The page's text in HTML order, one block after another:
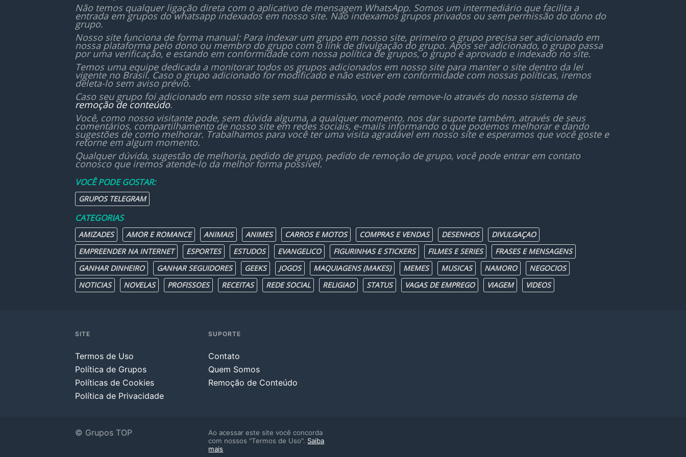
entusiasmo!
nossa comunidade de
figurinhas!“
Não temos qualquer ligação direta com o aplicativo de mensagem WhatsApp. Somos um intermediário que facilita a
entrada em grupos do whatsapp indexados em nosso site. Não indexamos grupos privados ou sem permissão do dono do
grupo.
Nosso site funciona de forma manual: Para indexar um grupo em nosso site, primeiro o grupo precisa ser adicionado em
nossa plataforma pelo dono ou membro do grupo com o link de divulgação do grupo. Após ser adicionado, o grupo passa
por uma verificação, e estando em conformidade com nossa política de grupos, o grupo é aprovado e indexado no site.
Temos uma equipe dedicada a monitorar todos os grupos adicionados em nosso site para manter o site dentro da lei
vigente no Brasil. Caso o grupo adicionado for modificado e não estiver em conformidade com nossas políticas, iremos
deleta-lo sem aviso prévio.
Caso seu grupo foi adicionado em nosso site sem sua permissão, você pode remove-lo através do nosso sistema de
remoção de conteúdo.
Você, como nosso visitante pode, sem dúvida alguma, a qualquer momento, nos dar suporte também, através de seus
comentários, compartilhamento de nosso site em redes sociais, e-mails informando o que podemos melhorar e dando
sugestões de como melhorar. Trabalhamos para você ter uma visita agradável em nosso site e esperamos que você goste e
retorne em algum momento.
Qualquer dúvida, sugestão de melhoria, pedido de grupo, pedido de remoção de grupo, você pode entrar em contato
conosco que iremos atende-lo da melhor forma possível.
VOCÊ PODE GOSTAR:
GRUPOS TELEGRAM
CATEGORIAS
AMIZADES AMOR E ROMANCE ANIMAIS ANIMES CARROS E MOTOS COMPRAS E VENDAS DESENHOS
DIVULGAÇAO
EMPREENDER NA INTERNET
ESPORTES ESTUDOS EVANGELICO FIGURINHAS E STICKERS FILMES E SERIES
FRASES E MENSAGENS
GANHAR DINHEIRO
GANHAR SEGUIDORES GEEKS JOGOS MAQUIAGENS (MAKES) MEMES MUSICAS NAMORO
NEGOCIOS
NOTICIAS
NOVELAS PROFISSOES RECEITAS REDE SOCIAL RELIGIAO STATUS VAGAS DE EMPREGO VIAGEM VIDEOS
SITE
Termos de Uso
Política de Grupos
Políticas de Cookies
Política de Privacidade
SUPORTE
Contato
Quem Somos
Remoção de Conteúdo
© Grupos TOP
Ao acessar este site você concorda
com nossos "Termos de Uso". Saiba
mais